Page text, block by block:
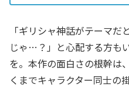
「ギリシャ神話がテーマ
じゃ…？」と心配する方も
を。本作の面白さの根幹は
くまでキャラクター同士の